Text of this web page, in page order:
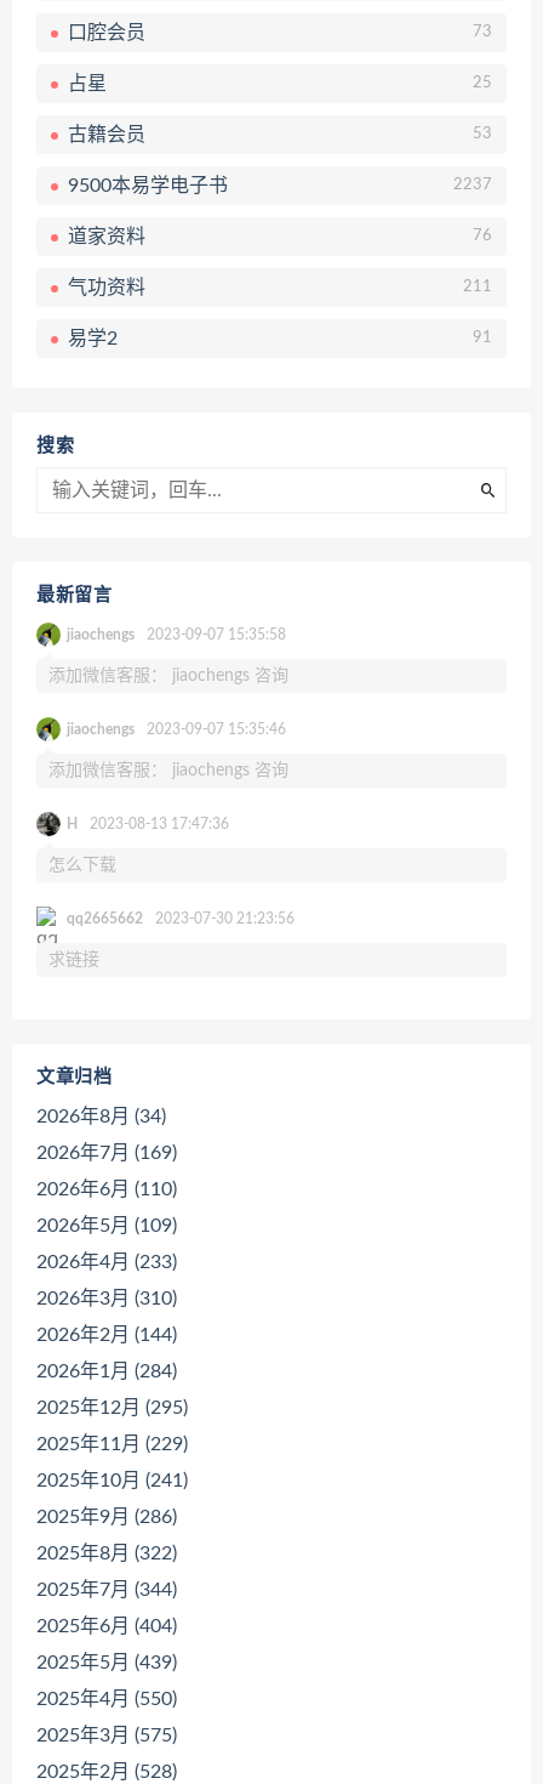
口腔会员 73
占星 25
古籍会员 53
9500本易学电子书 2237
道家资料 76
气功资料 211
易学2 91
搜索
最新留言
jiaochengs 2023-09-07 15:35:58
添加微信客服： jiaochengs 咨询
jiaochengs 2023-09-07 15:35:46
添加微信客服： jiaochengs 咨询
H 2023-08-13 17:47:36
怎么下载
qq2665662 2023-07-30 21:23:56
求链接
文章归档
2026年8月 (34)
2026年7月 (169)
2026年6月 (110)
2026年5月 (109)
2026年4月 (233)
2026年3月 (310)
2026年2月 (144)
2026年1月 (284)
2025年12月 (295)
2025年11月 (229)
2025年10月 (241)
2025年9月 (286)
2025年8月 (322)
2025年7月 (344)
2025年6月 (404)
2025年5月 (439)
2025年4月 (550)
2025年3月 (575)
2025年2月 (528)